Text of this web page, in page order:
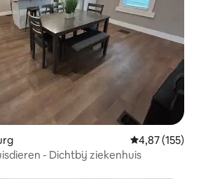
Gemiddelde
4,87 (155)
- Dichtbij ziekenhuis